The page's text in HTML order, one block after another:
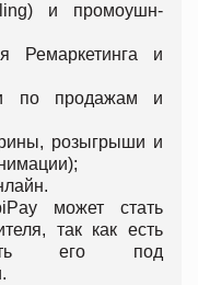
и промоушн-
Ремаркетинга и
по продажам и
розыгрыши и
может стать
так как есть
его под